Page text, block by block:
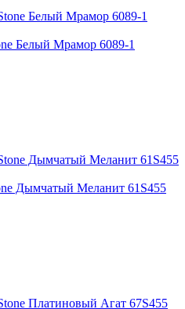
Белый Мрамор 6089-1
Дымчатый Меланит 61S455